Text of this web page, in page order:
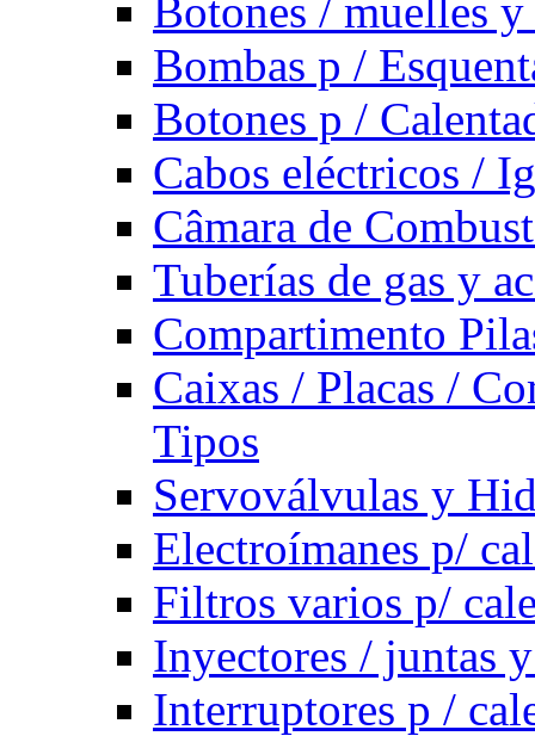
Botones / muelles
Bombas p /
Botones p /
Cabos eléctricos /
Câmara de
Tuberías de gas y
Compartimento
Caixas / Placas /
Tipos
Servoválvulas y
Electroímanes p/
Filtros varios p/
Inyectores / juntas
Interruptores p /